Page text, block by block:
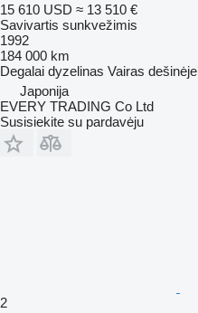
15 610 USD ≈ 13 510 €
Savivartis sunkvežimis
1992
184 000 km
Degalai dyzelinas Vairas dešinėje
Japonija
EVERY TRADING Co Ltd
Susisiekite su pardavėju
2